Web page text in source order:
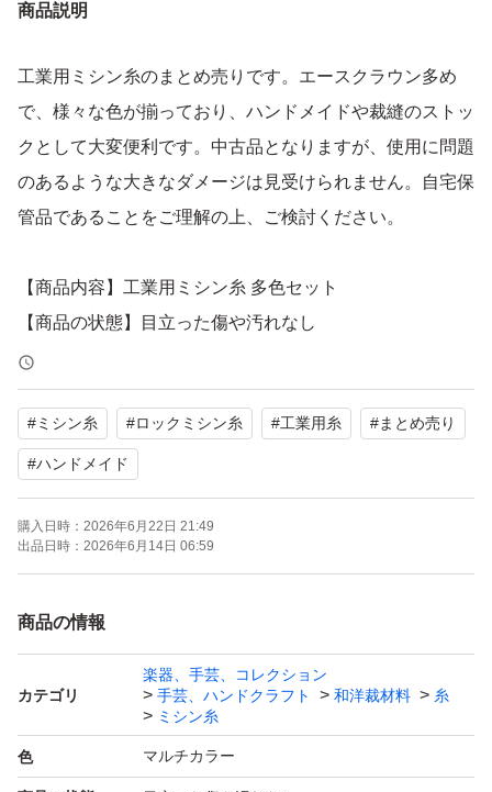
商品説明
工業用ミシン糸のまとめ売りです。エースクラウン多め
で、様々な色が揃っており、ハンドメイドや裁縫のストッ
クとして大変便利です。中古品となりますが、使用に問題
のあるような大きなダメージは見受けられません。自宅保
管品であることをご理解の上、ご検討ください。
【商品内容】工業用ミシン糸 多色セット
【商品の状態】目立った傷や汚れなし
【カラー】マルチカラー
ハンドメイド作品の制作や、お直しなどにいかがでしょう
か。よろしくお願いいたします。
#ミシン糸 #ロックミシン糸 #工業用糸 #まとめ売り
#ハンドメイド
購入日時： 2026年6月22日 21:49
出品日時： 2026年6月14日 06:59
商品の情報
カテゴリ
楽器、手芸、コレクション
手芸、ハンドクラフト
和洋裁材料
糸
ミシン糸
色 マルチカラー